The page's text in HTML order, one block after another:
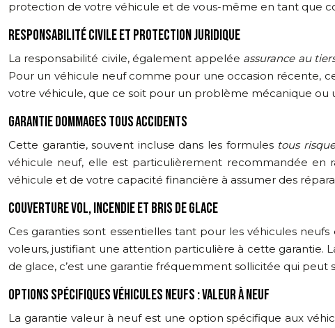
protection de votre véhicule et de vous-même en tant que
RESPONSABILITÉ CIVILE ET PROTECTION JURIDIQUE
La responsabilité civile, également appelée assurance au
Pour un véhicule neuf comme pour une occasion récente,
votre véhicule, que ce soit pour un problème mécanique ou
GARANTIE DOMMAGES TOUS ACCIDENTS
Cette garantie, souvent incluse dans les formules tous
véhicule neuf, elle est particulièrement recommandée en
véhicule et de votre capacité financière à assumer des
COUVERTURE VOL, INCENDIE ET BRIS DE GLACE
Ces garanties sont essentielles tant pour les véhicules
voleurs, justifiant une attention particulière à cette garantie.
de glace, c’est une garantie fréquemment sollicitée qui
OPTIONS SPÉCIFIQUES VÉHICULES NEUFS : VALEUR À NEUF
La garantie valeur à neuf est une option spécifique aux